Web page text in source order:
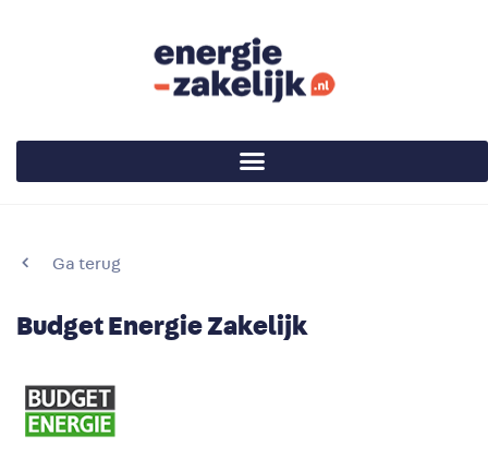
Ga terug
Budget Energie Zakelijk